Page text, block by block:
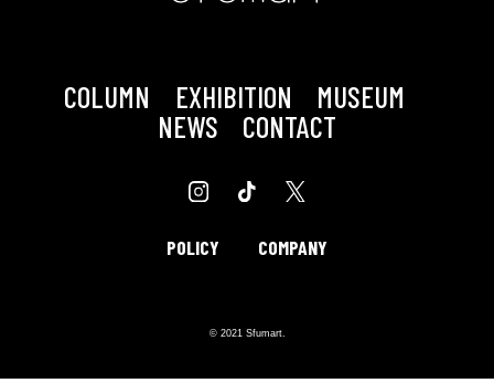
COLUMN EXHIBITION
MUSEUM
NEWS
CONTACT
POLICY COMPANY
© 2021 Sfumart.